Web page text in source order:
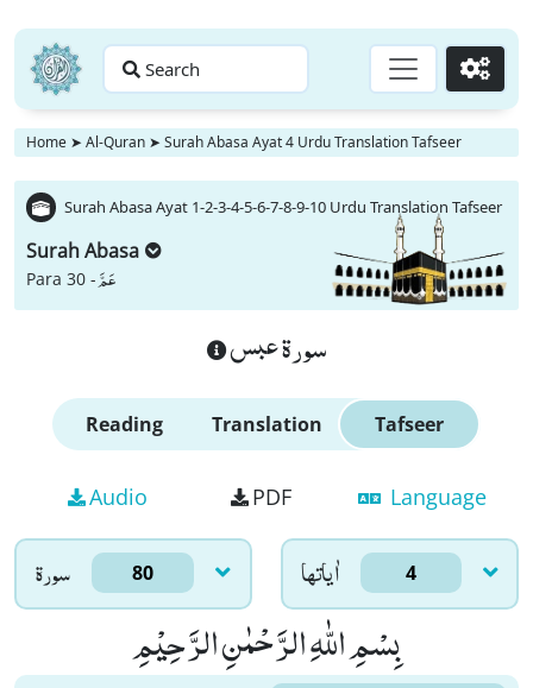
Search Go
Home ➤ Al-Quran ➤ Surah Abasa Ayat 4 Urdu Translation Tafseer
Surah Abasa Ayat 1-2-3-4-5-6-7-8-9-10 Urdu Translation Tafseer
Surah Abasa
Para 30 -عَمَّ
سورة عبس
Reading Translation Tafseer
Audio PDF Language
سورۃ 80 اٰياتها 4
بِسْمِ اللّٰهِ الرَّحْمٰنِ الرَّحِیْمِ